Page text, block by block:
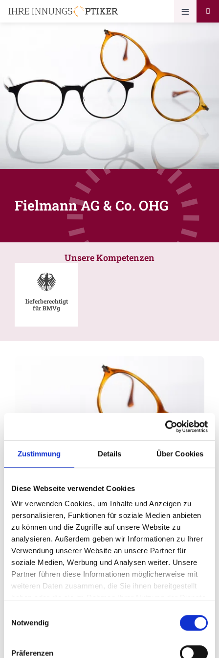
Zustimmung Details Über Cookies
Diese Webseite verwendet Cookies
Wir verwenden Cookies, um Inhalte und Anzeigen zu
personalisieren, Funktionen für soziale Medien anbieten
zu können und die Zugriffe auf unsere Website zu
analysieren. Außerdem geben wir Informationen zu Ihrer
Verwendung unserer Website an unsere Partner für
soziale Medien, Werbung und Analysen weiter. Unsere
Partner führen diese Informationen möglicherweise mit
weiteren Daten zusammen, die Sie ihnen bereitgestellt
Notwendig
Präferenzen
Fielmann AG & Co. OHG
Unsere Kompetenzen
lieferberechtigt
für BMVg
Ihr Partner für optimales
Sehen in Erlangen
Als erster Ansprechpartner für das gute Sehen sind wir
als Augenoptiker in Erlangen mehr als „nur“ diejenigen,
die sich um die jeweilige optisch, anatomisch und
ästhetisch perfekt auf Ihre individuellen Wünsche und
auch oft die Ersten, die eventuelle Auffälligkeiten am